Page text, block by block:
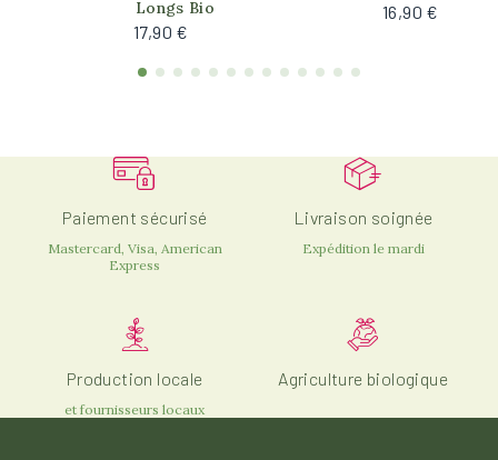
Longs Bio
17,90 €
16,90 €
Paiement sécurisé
Mastercard, Visa, American
Express
Livraison soignée
Expédition le mardi
Production locale
et fournisseurs locaux
Agriculture biologique